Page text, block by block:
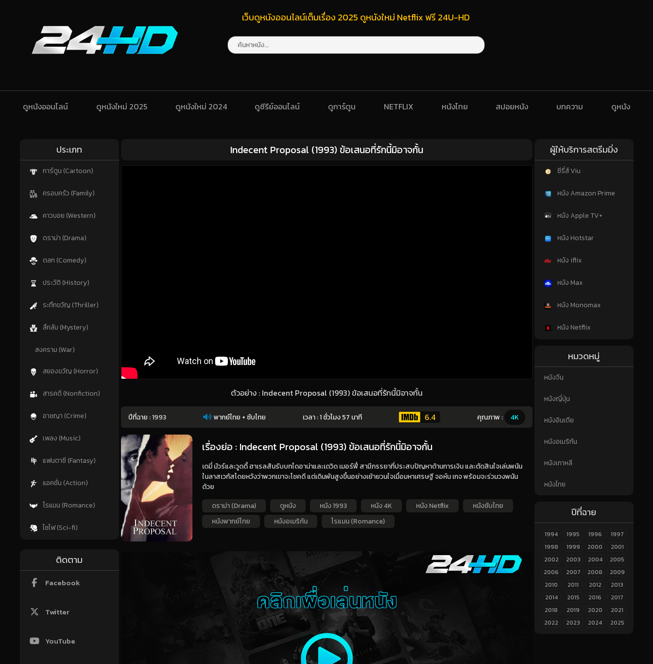
เว็บดูหนังออนไลน์เต็มเรื่อง 2025 ดูหนังใหม่ Netflix ฟรี 24U-HD
ดูหนังออนไลน์ ดูหนังใหม่ 2025 ดูหนังใหม่ 2024 ดูซีรีย์ออนไลน์ ดูการ์ตูน NETFLIX หนังไทย สปอยหนัง บทความ ดูหนัง
ประเภท
การ์ตูน (Cartoon)
ครอบครัว (Family)
คาวบอย (Western)
ดราม่า (Drama)
ตลก (Comedy)
ประวัติ (History)
ระทึกขวัญ (Thriller)
ลึกลับ (Mystery)
สงคราม (War)
สยองขวัญ (Horror)
สารคดี (Nonfiction)
อาชญา (Crime)
เพลง (Music)
แฟนตาซี (Fantasy)
แอคชั่น (Action)
โรแมน (Romance)
ไซไฟ (Sci-fi)
ติดตาม
Facebook
Twitter
YouTube
Indecent Proposal (1993) ข้อเสนอที่รักนี้มิอาจกั้น
ตัวอย่าง : Indecent Proposal (1993) ข้อเสนอที่รักนี้มิอาจกั้น
ปีที่ฉาย :1993 พากย์ไทย + ซับไทย เวลา : 1 ชั่วโมง 57 นาที 6.4 คุณภาพ : 4K
เรื่องย่อ : Indecent Proposal (1993) ข้อเสนอที่รักนี้มิอาจกั้น
เดมี่ มัวร์และวูดดี้ ฮาเรลสันรับบทไดอาน่าและเดวิด เมอร์ฟี่ สามีภรรยาที่ประสบปัญหาด้านการเงิน และตัดสินใจเล่นพนัน
ในลาสเวกัสโดยหวังว่าพวกเขาจะโชคดี แต่เดินพันสูงขึ้นอย่างเย้ายวนใจเมื่อมหาเศรษฐี จอห์น เกจ พร้อมจะร่วมวงพนัน
ด้วย
ดราม่า (Drama)
ดูหนัง หนัง 1993 หนัง 4K หนัง Netflix
หนังซับไทย
หนังพากย์ไทย
หนังอเมริกัน โรแมน (Romance)
ผู้ให้บริการสตรีมมิ่ง
ซีรี่ส์ Viu
หนัง Amazon Prime
หนัง Apple TV+
หนัง Hotstar
หนัง iflix
หนัง Max
หนัง Monomax
หนัง Netflix
หมวดหมู่
หนังจีน
หนังญี่ปุ่น
หนังอินเดีย
หนังอเมริกัน
หนังเกาหลี
หนังไทย
ปีที่ฉาย
1994 1995 1996
1997
1998
1999 2000
2001
2002
2003 2004
2005
2006
2007 2008
2009
2010
2011 2012
2013
2014
2015 2016
2017
2018
2019 2020
2021
2022
2023 2024 2025